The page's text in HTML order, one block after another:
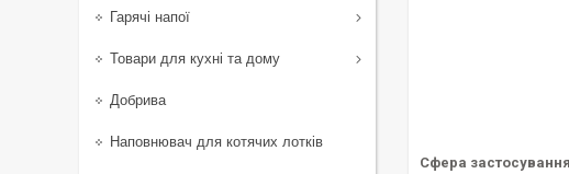
Сфера застосування
Гарячі напої
Товари для кухні та дому
Добрива
Наповнювач для котячих лотків